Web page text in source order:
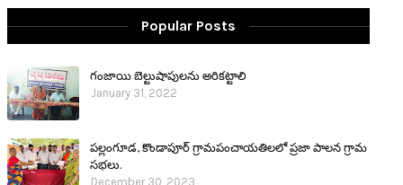
Popular Posts
గంజాయి బెల్టుషాపులను అరికట్టాలి
January 31, 2022
పల్లంగూడ, కొండాపూర్ గ్రామపంచాయతిలలో ప్రజా పాలన గ్రామ
సభలు.
December 30, 2023